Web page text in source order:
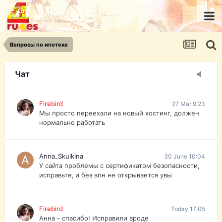
Вопросы по ипотеке
Чат
urist.dokument@gmail.com
https://pasport-ua.com/
Телеграмм @uristpassua
Firebird
Друзья - из России без VPN сайт и форум
Firebird 27 Mar 9:23
Мы просто переехали на новый хостинг, должен
нормально работать
Anna_Skulkina 30 June 10:04
У сайта проблемы с сертификатом безопасности,
исправьте, а без впн не открывается увы
Firebird Today 17:05
Анна - спасибо! Исправили вроде